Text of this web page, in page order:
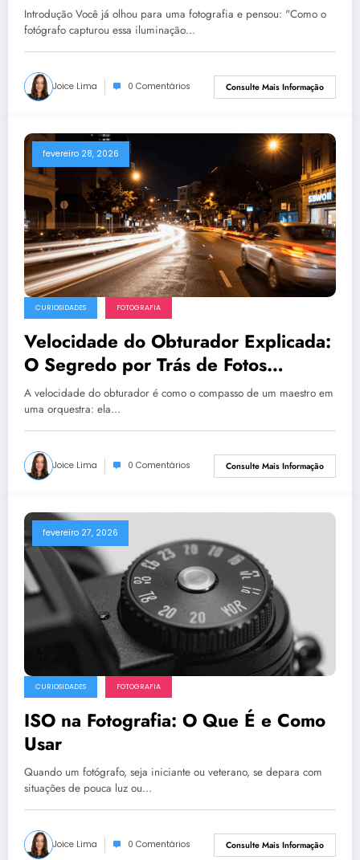
Introdução Você já olhou para uma fotografia e pensou: "Como o
fotógrafo capturou essa iluminação…
Joice Lima 0 Comentários Consulte Mais Informação
fevereiro 28, 2026
CURIOSIDADES FOTOGRAFIA
Velocidade do Obturador Explicada:
O Segredo por Trás de Fotos
Congeladas e Movimentos Suaves
A velocidade do obturador é como o compasso de um maestro em
uma orquestra: ela…
Joice Lima 0 Comentários Consulte Mais Informação
fevereiro 27, 2026
CURIOSIDADES FOTOGRAFIA
ISO na Fotografia: O Que É e Como
Usar
Quando um fotógrafo, seja iniciante ou veterano, se depara com
situações de pouca luz ou…
Joice Lima 0 Comentários Consulte Mais Informação